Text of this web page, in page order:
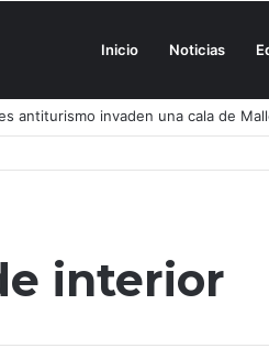
Inicio Noticias
antiturismo invaden una cala de
interior